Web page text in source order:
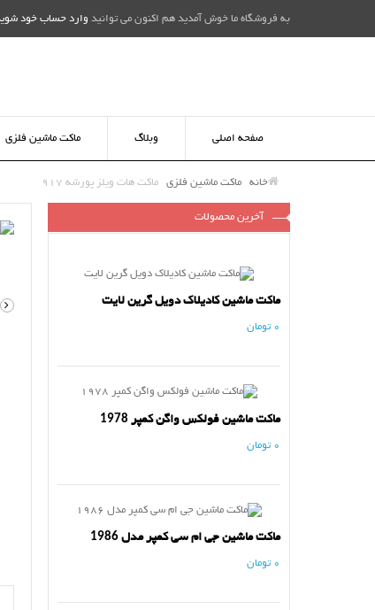
به فروشگاه ما خوش آمدید هم اکنون می توانید وارد حساب خود
صفحه اصلی وبلاگ ماکت ماشین فلزی
خانه ماکت ماشین فلزی ماکت هات ویلز پورشه 917
آخرین محصولات
ماکت ماشین کادیلاک دویل گرین لایت
0 تومان
ماکت ماشین فولکس واگن کمپر 1978
0 تومان
ماکت ماشین جی ام سی کمپر مدل 1986
0 تومان